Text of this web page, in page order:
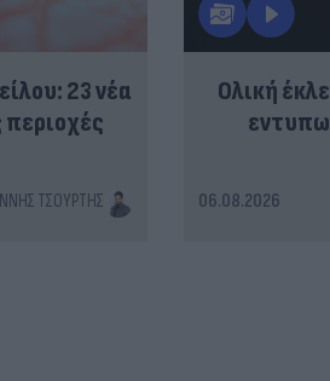
23 νέα
περιοχές
ΤΣΟΎΡΤΗΣ
Ολική
06.08.2026